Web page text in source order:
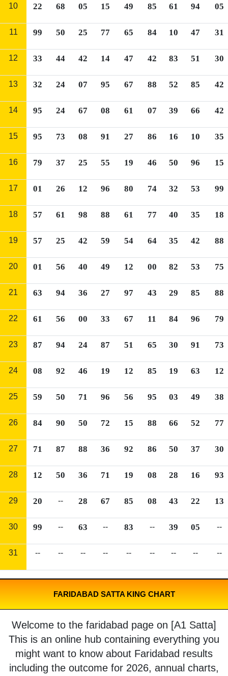
10 22 68 05 15 49 85 61 94 05
11 99 50 25 77 65 84 10 47 31
12 33 44 42 14 47 42 83 51 30
13 32 24 07 95 67 88 52 85 42
14 95 24 67 08 61 07 39 66 42
15 95 73 08 91 27 86 16 10 35
16 79 37 25 55 19 46 50 96 15
17 01 26 12 96 80 74 32 53 99
18 57 61 98 88 61 77 40 35 18
19 57 25 42 59 54 64 35 42 88
20 01 56 40 49 12 00 82 53 75
21 63 94 36 27 97 43 29 85 88
22 61 56 00 33 67 11 84 96 79
23 87 94 24 87 51 65 30 91 73
24 08 92 46 19 12 85 19 63 12
25 59 50 71 96 56 95 03 49 38
26 84 90 50 72 15 88 66 52 77
27 71 87 88 36 92 86 50 37 30
28 12 50 36 71 19 08 28 16 93
29 20 -- 28 67 85 08 43 22 13
30 99 -- 63 -- 83 -- 39 05 --
31 -- -- -- -- -- -- -- -- --
FARIDABAD SATTA KING CHART
Welcome to the faridabad page on [A1 Satta]
This is an online hub containing everything you
might want to know about Faridabad results
including the outcome for 2026, annual charts,